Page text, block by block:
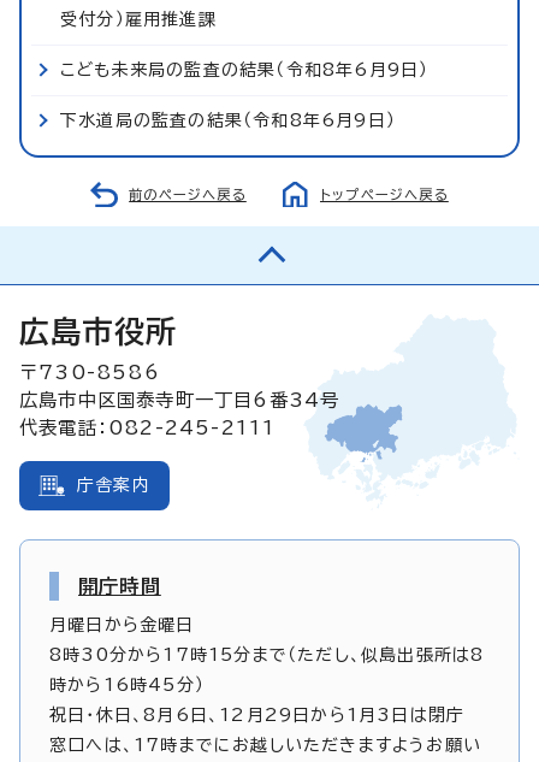
受付分）雇用推進課
こども未来局の監査の結果（令和8年6月9日）
下水道局の監査の結果（令和8年6月9日）
前のページへ戻る トップページへ戻る
広島市役所
〒730-8586
広島市中区国泰寺町一丁目6番34号
代表電話：082-245-2111
庁舎案内
開庁時間
月曜日から金曜日
8時30分から17時15分まで（ただし、似島出張所は8
時から16時45分）
祝日・休日、8月6日、12月29日から1月3日は閉庁
窓口へは、17時までにお越しいただきますようお願い